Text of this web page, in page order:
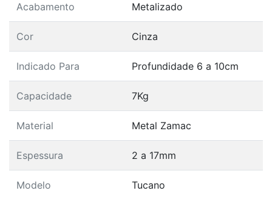
Acabamento Metalizado
Cor Cinza
Indicado Para Profundidade 6 a 10cm
Capacidade 7Kg
Material Metal Zamac
Espessura 2 a 17mm
Modelo Tucano